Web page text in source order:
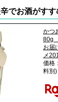
でお酒がすす
かつ
80g
お届
メ
価格
料別)